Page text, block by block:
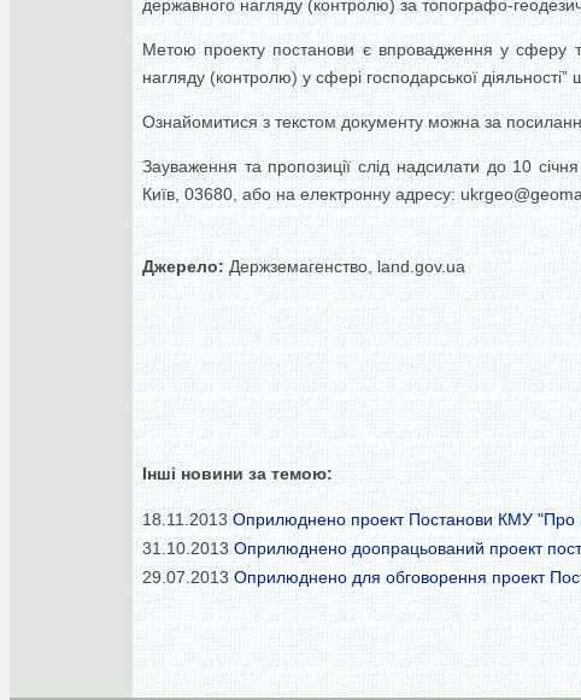
державного нагляду (контролю) за топографо-
Метою проекту постанови є впровадження у сферу
нагляду (контролю) у сфері господарської діяльності”
Ознайомитися з текстом документу можна за
Зауваження та пропозиції слід надсилати до 10
Київ, 03680, або на електронну адресу:
Джерело: Держземагенство, land.gov.ua
Інші новини за темою:
18.11.2013 Оприлюднено проект Постанови КМУ "Про
31.10.2013 Оприлюднено доопрацьований проект
29.07.2013 Оприлюднено для обговорення проект